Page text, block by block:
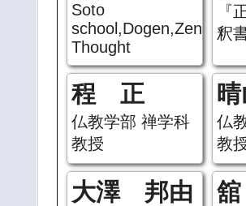
Soto
school,Dogen,Zen
Thought
『
釈
程 正
仏教学部 禅学科
教授
仏
教
大澤 邦由